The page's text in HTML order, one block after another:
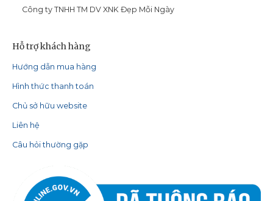
Công ty TNHH TM DV XNK Đẹp Mỗi Ngày
Hỗ trợ khách hàng
Hướng dẫn mua hàng
Hình thức thanh toán
Chủ sở hữu website
Liên hệ
Câu hỏi thường gặp